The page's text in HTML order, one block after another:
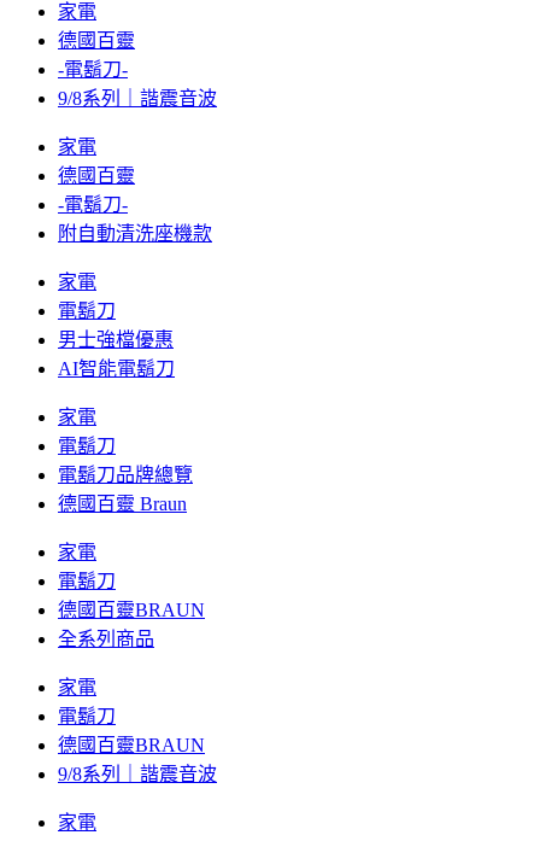
家電
德國百靈
-電鬍刀-
9/8系列｜諧震音波
家電
德國百靈
-電鬍刀-
附自動清洗座機款
家電
電鬍刀
男士強檔優惠
AI智能電鬍刀
家電
電鬍刀
電鬍刀品牌總覽
德國百靈 Braun
家電
電鬍刀
德國百靈BRAUN
全系列商品
家電
電鬍刀
德國百靈BRAUN
9/8系列｜諧震音波
家電